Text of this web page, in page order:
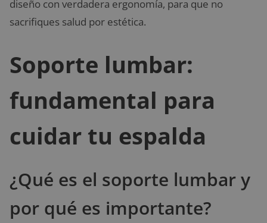
diseño con verdadera ergonomía, para que no
sacrifiques salud por estética.
Soporte lumbar:
fundamental para
cuidar tu espalda
¿Qué es el soporte lumbar y
por qué es importante?